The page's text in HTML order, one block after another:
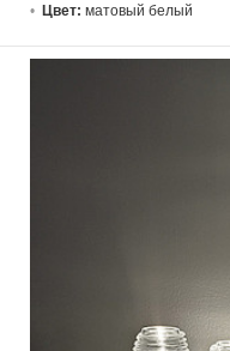
Цвет: матовый белый